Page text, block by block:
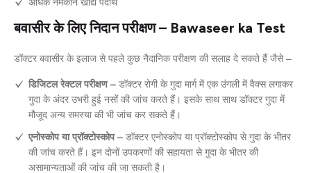
बवासीर के लिए निदान परीक्षण – Bawaseer ka Test
डॉक्टर बवासीर के इलाज से पहले कुछ नैदानिक परीक्षण की सलाह दे सकते हैं जैसे –
डिजिटल रेक्टल परीक्षण – डॉक्टर रोगी के गुदा मार्ग में एक उंगली में वैक्स लगाकर
गुदा के अंदर उभरी हुई नसों की जांच करते हैं। इसके साथ साथ डॉक्टर गुदा में
मौजूद अन्य समस्या की भी जांच कर सकते हैं।
एनोस्कोप या प्रॉक्टोस्कोप – डॉक्टर एनोस्कोप या प्रॉक्टोस्कोप से गुदा के भीतर
की जांच करते हैं। इन दोनों उपकरणों की सहायता से गुदा के भीतर की
असामान्यताओं की जांच की जा सकती है।